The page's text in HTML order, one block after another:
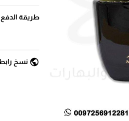
طريقة الدفع
public نسخ رابط